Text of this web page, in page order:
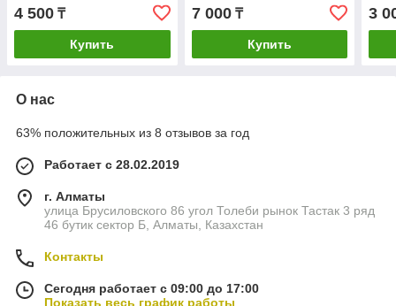
4 500 ₸
Купить
7 000₸
Купить
3
О нас
63% положительных из 8 отзывов за год
Работает с 28.02.2019
г. Алматы
улица Брусиловского 86 угол Толеби рынок Тастак 3 ряд
46 бутик сектор Б, Алматы, Казахстан
Контакты
Сегодня работает с 09:00 до 17:00
Показать весь график работы